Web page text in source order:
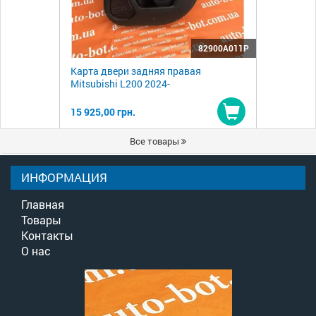
82900A011P
Карта двери задняя правая
Mitsubishi L200 2024-
15 925,00 грн.
Купить
Все товары
ИНФОРМАЦИЯ
Главная
Товары
Контакты
О нас